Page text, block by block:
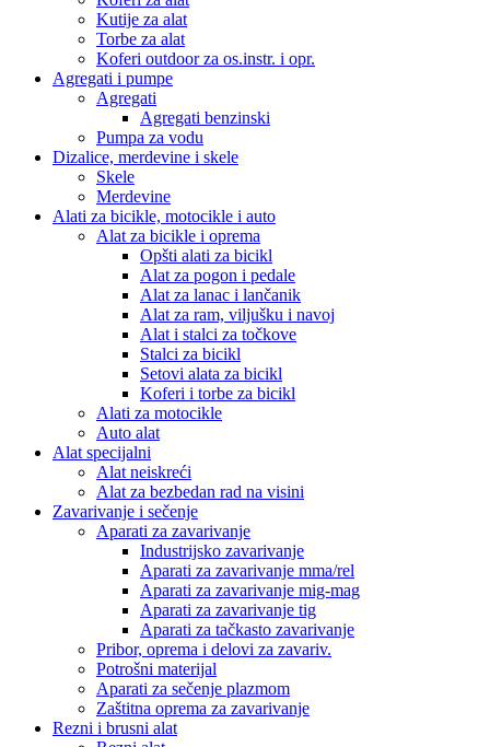
Kutije za alat
Torbe za alat
Koferi outdoor za os.instr. i opr.
Agregati i pumpe
Agregati
Agregati benzinski
Pumpa za vodu
Dizalice, merdevine i skele
Skele
Merdevine
Alati za bicikle, motocikle i auto
Alat za bicikle i oprema
Opšti alati za bicikl
Alat za pogon i pedale
Alat za lanac i lančanik
Alat za ram, viljušku i navoj
Alat i stalci za točkove
Stalci za bicikl
Setovi alata za bicikl
Koferi i torbe za bicikl
Alati za motocikle
Auto alat
Alat specijalni
Alat neiskreći
Alat za bezbedan rad na visini
Zavarivanje i sečenje
Aparati za zavarivanje
Industrijsko zavarivanje
Aparati za zavarivanje mma/rel
Aparati za zavarivanje mig-mag
Aparati za zavarivanje tig
Aparati za tačkasto zavarivanje
Pribor, oprema i delovi za zavariv.
Potrošni materijal
Aparati za sečenje plazmom
Zaštitna oprema za zavarivanje
Rezni i brusni alat